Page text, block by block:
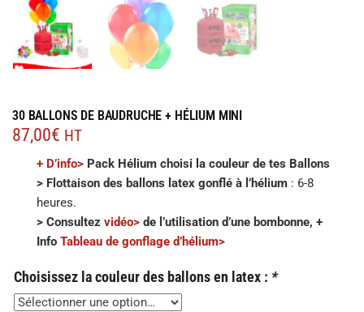
30 BALLONS DE BAUDRUCHE + HÉLIUM MINI
87,00€ HT
+ D’info> Pack Hélium choisi la couleur de tes Ballons
> Flottaison des ballons latex gonflé à l’hélium : 6-8
heures.
> Consultez vidéo> de l’utilisation d’une bombonne, +
Info Tableau de gonflage d’hélium>
Choisissez la couleur des ballons en latex : *